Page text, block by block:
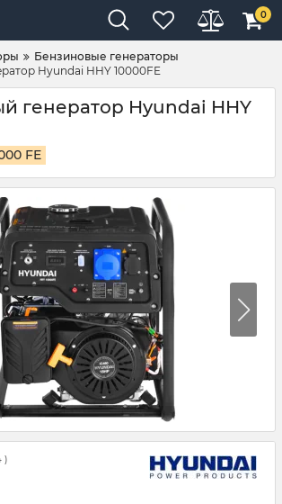
0
Бензиновые генераторы
Hyundai HHY 10000FE
генератор Hyundai HHY
FE
)